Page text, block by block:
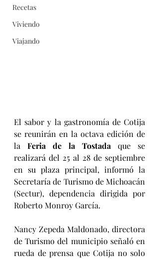
Recetas
Viviendo
Viajando
El sabor y la gastronomía de Cotija
se reunirán en la octava edición de
la Feria de la Tostada que se
realizará del 25 al 28 de septiembre
en su plaza principal, informó la
Secretaría de Turismo de Michoacán
(Sectur), dependencia dirigida por
Roberto Monroy García.
Nancy Zepeda Maldonado, directora
de Turismo del municipio señaló en
rueda de prensa que Cotija no solo